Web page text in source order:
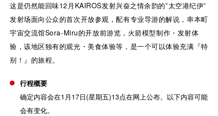
这是仍然能回味12月KAIROS发射兴奋之情余韵的”太空港纪伊”
发射场面向公众的首次开放参观，配有专业导游的解说，串本町
宇宙交流馆Sora-Miru的开放前游览，火箭模型制作・发射体
验，该地区独有的观光・美食体验等，是一个可以体验充满『特
别！』的旅程。
行程概要
确定内容会在1月17日(星期五)13点在网上公布。以下内容可能
会有变化。